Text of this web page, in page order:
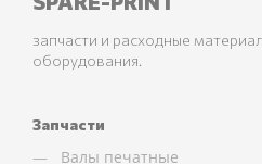
запчасти и расходные
оборудования.
Запчасти
Валы печатные